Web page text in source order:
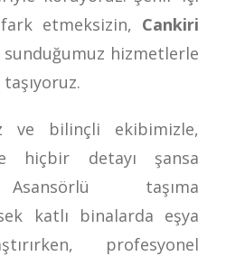
etmeksizin, Cankiri
hizmetlerle
taşıyoruz.
ve bilinçli ekibimizle,
hiçbir detayı şansa
Asansörlü taşıma
katlı binalarda eşya
profesyonel